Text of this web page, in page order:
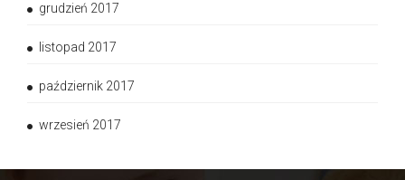
grudzień 2017
listopad 2017
październik 2017
wrzesień 2017